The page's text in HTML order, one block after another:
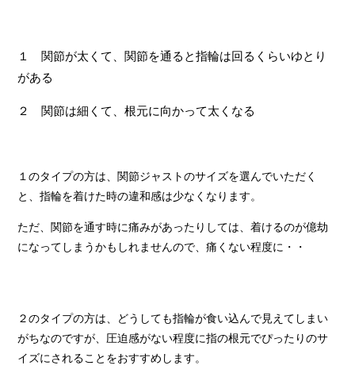
１ 関節が太くて、関節を通ると指輪は回るくらいゆとり
がある
２ 関節は細くて、根元に向かって太くなる
１のタイプの方は、関節ジャストのサイズを選んでいただく
と、指輪を着けた時の違和感は少なくなります。
ただ、関節を通す時に痛みがあったりしては、着けるのが億劫
になってしまうかもしれませんので、痛くない程度に・・
２のタイプの方は、どうしても指輪が食い込んで見えてしまい
がちなのですが、圧迫感がない程度に指の根元でぴったりのサ
イズにされることをおすすめします。